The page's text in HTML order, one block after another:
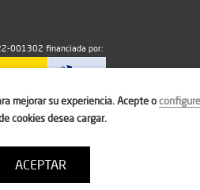
001302 financiada por:
501100011033
cookies
Condiciones de uso
mejorar su experiencia. Acepte oconfigure
cookies desea cargar.
ACEPTAR